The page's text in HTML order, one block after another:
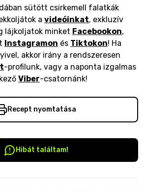
sütött csirkemell falatkák
a videóinkat, exkluzív
lájkoljatok minket Facebookon,
Instagramon és Tiktokon! Ha
akkor irány a rendszeresen
-profilunk, vagy a naponta izgalmas
Viber-csatornánk!
Recept nyomtatása
Hibát találtam!